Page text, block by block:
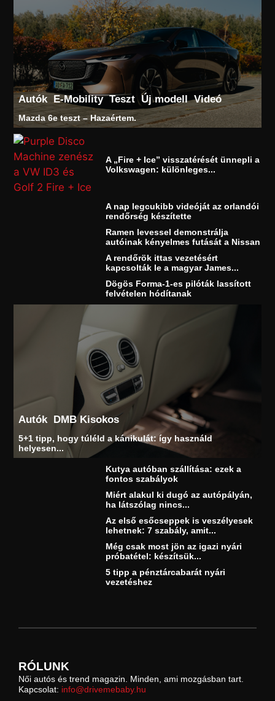
Autók E-Mobility Teszt Új modell Videó
Mazda 6e teszt – Hazaértem.
A „Fire + Ice” visszatérését ünnepli a
Volkswagen: különleges...
A nap legcukibb videóját az orlandói
rendőrség készítette
Ramen levessel demonstrálja
autóinak kényelmes futását a Nissan
A rendőrök ittas vezetésért
kapcsolták le a magyar James...
Dögös Forma-1-es pilóták lassított
felvételen hódítanak
Autók DMB Kisokos
5+1 tipp, hogy túléld a kánikulát: így használd
helyesen...
Kutya autóban szállítása: ezek a
fontos szabályok
Miért alakul ki dugó az autópályán,
ha látszólag nincs...
Az első esőcseppek is veszélyesek
lehetnek: 7 szabály, amit...
Még csak most jön az igazi nyári
próbatétel: készítsük...
5 tipp a pénztárcabarát nyári
vezetéshez
RÓLUNK
Női autós és trend magazin. Minden, ami mozgásban tart.
Kapcsolat: info@drivemebaby.hu